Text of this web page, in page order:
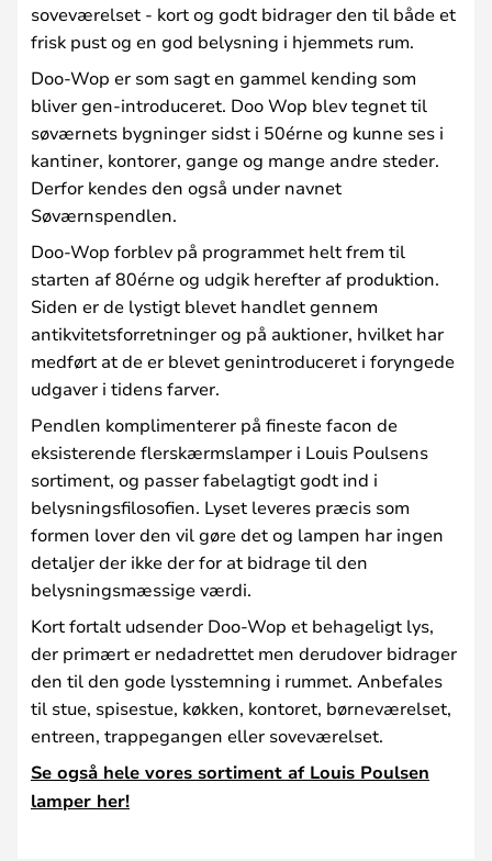
soveværelset - kort og godt bidrager den til både et
frisk pust og en god belysning i hjemmets rum.
Doo-Wop er som sagt en gammel kending som
bliver gen-introduceret. Doo Wop blev tegnet til
søværnets bygninger sidst i 50érne og kunne ses i
kantiner, kontorer, gange og mange andre steder.
Derfor kendes den også under navnet
Søværnspendlen.
Doo-Wop forblev på programmet helt frem til
starten af 80érne og udgik herefter af produktion.
Siden er de lystigt blevet handlet gennem
antikvitetsforretninger og på auktioner, hvilket har
medført at de er blevet genintroduceret i foryngede
udgaver i tidens farver.
Pendlen komplimenterer på fineste facon de
eksisterende flerskærmslamper i Louis Poulsens
sortiment, og passer fabelagtigt godt ind i
belysningsfilosofien. Lyset leveres præcis som
formen lover den vil gøre det og lampen har ingen
detaljer der ikke der for at bidrage til den
belysningsmæssige værdi.
Kort fortalt udsender Doo-Wop et behageligt lys,
der primært er nedadrettet men derudover bidrager
den til den gode lysstemning i rummet. Anbefales
til stue, spisestue, køkken, kontoret, børneværelset,
entreen, trappegangen eller soveværelset.
Se også hele vores sortiment af Louis Poulsen
lamper her!